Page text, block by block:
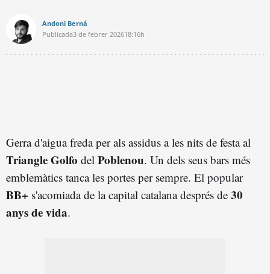
Andoni Berná
Publicada3 de febrer 202618:16h
Gerra d'aigua freda per als assidus a les nits de festa al
Triangle Golfo del Poblenou. Un dels seus bars més
emblemàtics tanca les portes per sempre. El popular
BB+ s'acomiada de la capital catalana després de 30
anys de vida.